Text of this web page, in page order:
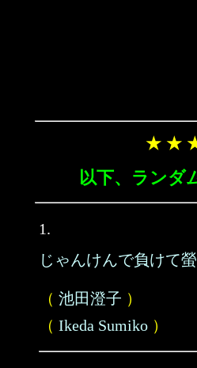
★ ★
以下、ランダ
1.
じゃんけんで負けて
（ 池田澄子 ）
（ Ikeda Sumiko ）